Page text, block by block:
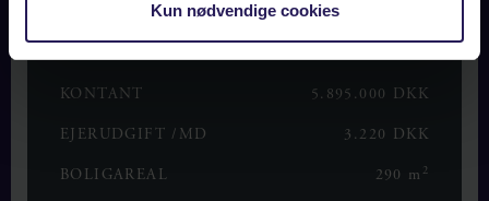
Kun nødvendige cookies
KONTANT 5.895.000 DKK
EJERUDGIFT /MD 3.220 DKK
BOLIGAREAL 290 m 2